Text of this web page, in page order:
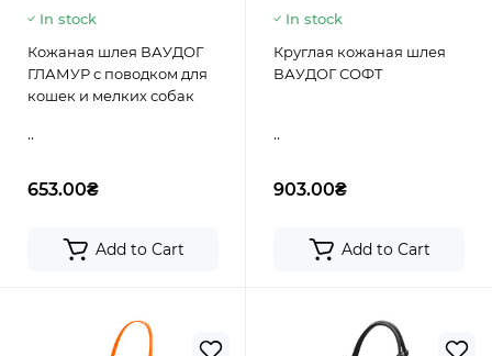
In stock
Кожаная шлея ВАУДОГ
ГЛАМУР с поводком для
кошек и мелких собак
..
653.00₴
Add to Cart
In stock
Круглая кожаная шлея
ВАУДОГ СОФТ
..
903.00₴
Add to Cart